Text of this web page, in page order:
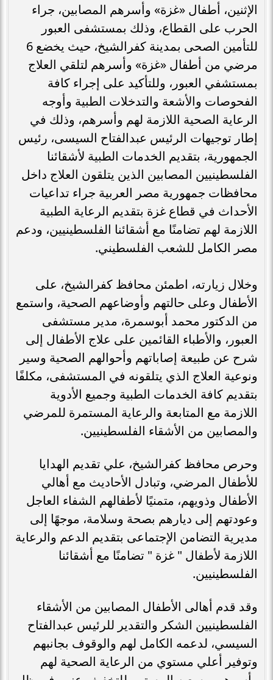
الإثنين، أطفال «غزة» وأسرهم المصابين، جراء
الحرب على القطاع، وذلك بمستشفى العبور
للتأمين الصحى بمدينة كفرالشيخ، حيث يخضع 6
مرضي من أطفال «غزة» وأسرهم لتلقي العلاج
بمستشفي العبور، وللتأكيد على إجراء كافة
الفحوصات والأشعة والتدخلات الطبية وأوجه
الرعاية الصحية اللازمة لهم وأسرهم، وذلك في
إطار توجيهات الرئيس عبدالفتاح السيسى، رئيس
الجمهورية، بتقديم الخدمات الطبية لأشقائنا
الفلسطينيين المصابين الذين يتلقون العلاج داخل
محافظات جمهورية مصر العربية جراء تداعيات
الأحداث في قطاع غزة بتقديم الرعاية الطبية
اللازمة لهم تضامنًا مع أشقائنا الفلسطينيين، ودعم
مصر الكامل للشعب الفلسطيني.
وخلال زيارته، اطمئن محافظ كفرالشيخ، على
الأطفال وعلى حالتهم وأوضاعهم الصحية، واستمع
من الدكتور محمد أبوسمرة، مدير مستشفى
العبور، والأطباء القائمين على علاج الأطفال إلى
شرح عن طبيعة إصاباتهم وأحوالهم الصحية وسير
ونوعية العلاج الذي يتلقونه في المستشفى، مكلفًا
بتقديم كافة الخدمات الطبية وجميع الأدوية
اللازمة مع المتابعة والرعاية المستمرة للمرضي
والمصابين من الأشقاء الفلسطينيين.
وحرص محافظ كفرالشيخ، علي تقديم الهدايا
للأطفال المرضي، وتبادل الأحاديث مع أهالي
الأطفال وذويهم، متمنيًا لأطفالهم الشفاء العاجل
وعودتهم إلى ديارهم بصحة وسلامة، موجهًا إلى
مديرية التضامن الإجتماعى بتقديم الدعم والرعاية
اللازمة لأطفال " غزة " تضامنًا مع أشقائنا
الفلسطينيين.
وقد قدم أهالى الأطفال المصابين من الأشقاء
الفلسطينيين الشكر والتقدير للرئيس عبدالفتاح
السيسي، لدعمه الكامل لهم والوقوف بجانبهم
وتوفير أعلي مستوي من الرعاية الصحية لهم